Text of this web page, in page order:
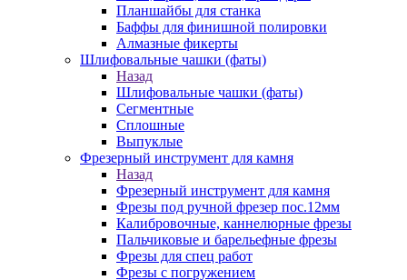
Планшайбы для станка
Баффы для финишной полировки
Алмазные фикерты
Шлифовальные чашки (фаты)
Назад
Шлифовальные чашки (фаты)
Сегментные
Сплошные
Выпуклые
Фрезерный инструмент для камня
Назад
Фрезерный инструмент для камня
Фрезы под ручной фрезер пос.12мм
Калибровочные, каннелюрные фрезы
Пальчиковые и барельефные фрезы
Фрезы для спец работ
Фрезы с погружением